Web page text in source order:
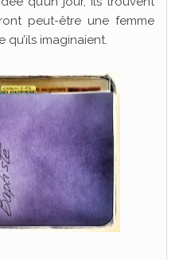
peut-être une femme
imaginaient.